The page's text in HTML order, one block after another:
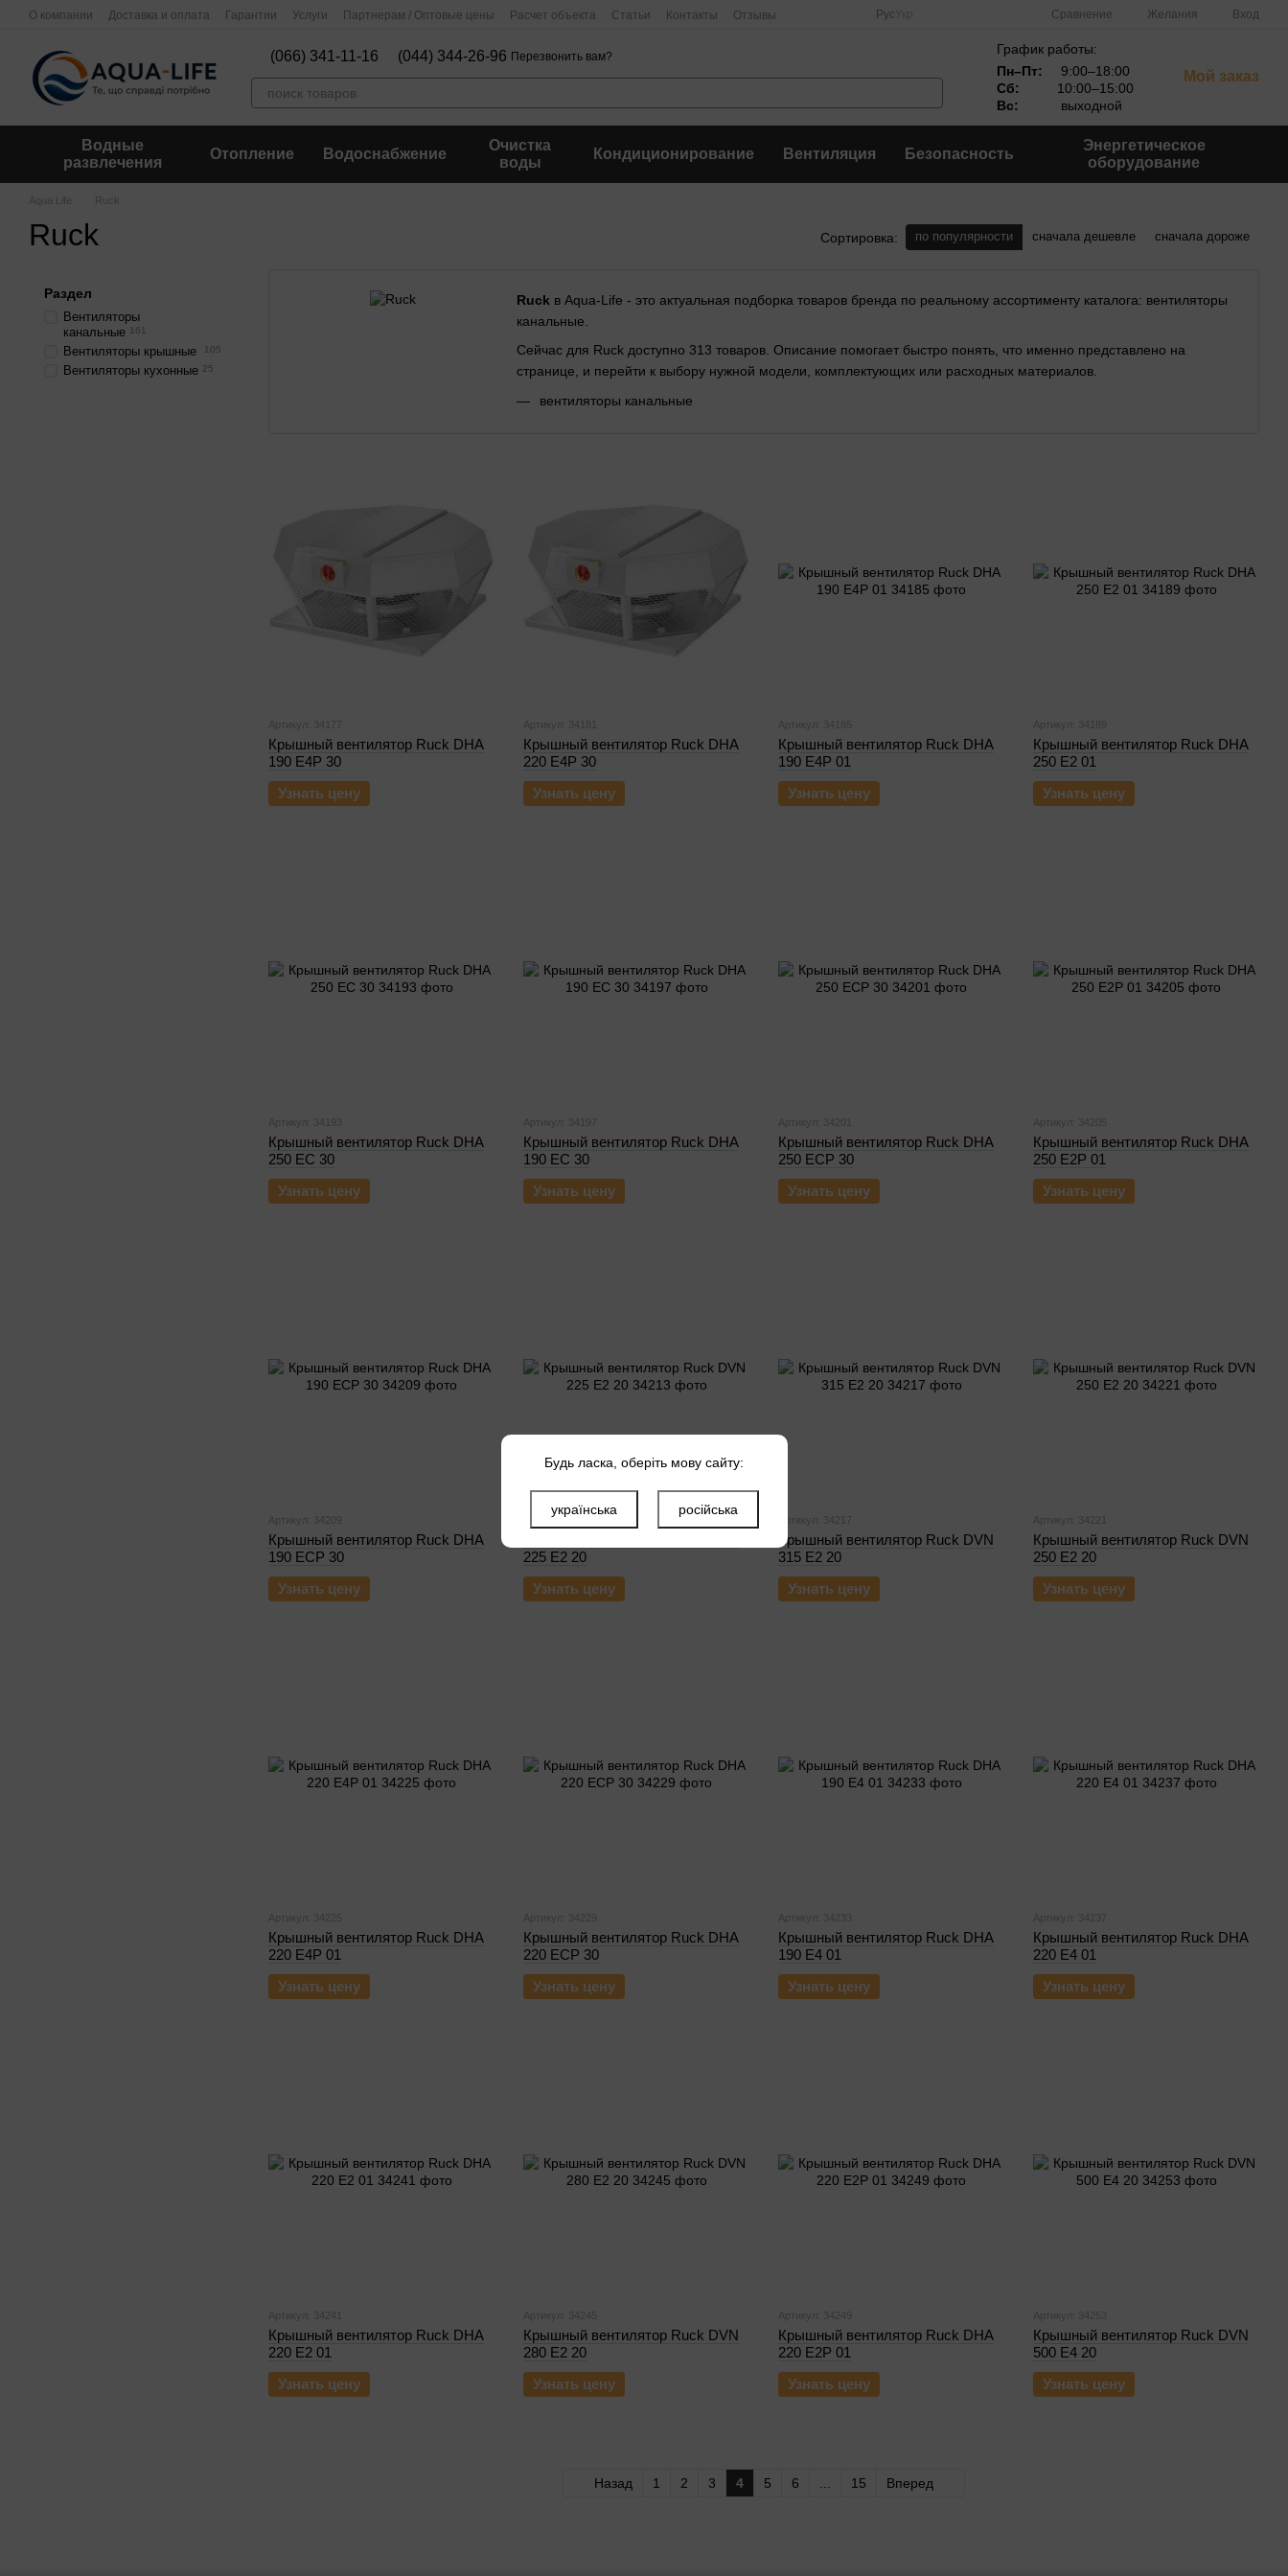
Перейти к основному контенту
О компании Доставка и оплата Гарантии Услуги Партнерам / Оптовые цены Расчет объекта Статьи Контакты Отзывы Рус Сравнение Желания Вход
(066) 341-11-16 (044) 344-26-96 Перезвонить вам?
График работы:
Пн–Пт:
9:00–18:00
Сб:
10:00–15:00
Вс:
выходной
Мой заказ
Водные
развлечения
Отопление Водоснабжение
Очистка
воды
Кондиционирование Вентиляция Безопасность
Энергетическое
оборудование
Aqua Life Ruck
Ruck Сортировка: по популярности сначала дешевле сначала дороже
Ruck в Aqua-Life - это актуальная подборка товаров бренда по реальному ассортименту каталога: вентиляторы
канальные.
Сейчас для Ruck доступно 313 товаров. Описание помогает быстро понять, что именно представлено на
странице, и перейти к выбору нужной модели, комплектующих или расходных материалов.
вентиляторы канальные
Артикул: 34177
Крышный вентилятор Ruck DHA
190 E4P 30
Узнать цену
Артикул: 34181
Крышный вентилятор Ruck DHA
220 E4P 30
Узнать цену
Артикул: 34185
Крышный вентилятор Ruck DHA
190 E4P 01
Узнать цену
Артикул: 34189
Крышный вентилятор Ruck DHA
250 E2 01
Узнать цену
Артикул: 34193
Крышный вентилятор Ruck DHA
250 EC 30
Узнать цену
Артикул: 34197
Крышный вентилятор Ruck DHA
190 EC 30
Узнать цену
Артикул: 34201
Крышный вентилятор Ruck DHA
250 ECP 30
Узнать цену
Артикул: 34205
Крышный вентилятор Ruck DHA
250 E2P 01
Узнать цену
Артикул: 34209
Крышный вентилятор Ruck DHA
190 ECP 30
Узнать цену
Артикул: 34213
225 E2 20
Узнать цену
Артикул: 34217
Крышный вентилятор Ruck DVN
315 E2 20
Узнать цену
Артикул: 34221
Крышный вентилятор Ruck DVN
250 E2 20
Узнать цену
Артикул: 34225
Крышный вентилятор Ruck DHA
220 E4P 01
Узнать цену
Артикул: 34229
Крышный вентилятор Ruck DHA
220 ECP 30
Узнать цену
Артикул: 34233
Крышный вентилятор Ruck DHA
190 E4 01
Узнать цену
Артикул: 34237
Крышный вентилятор Ruck DHA
220 E4 01
Узнать цену
Артикул: 34241
Крышный вентилятор Ruck DHA
220 E2 01
Узнать цену
Артикул: 34245
Крышный вентилятор Ruck DVN
280 E2 20
Узнать цену
Артикул: 34249
Крышный вентилятор Ruck DHA
220 E2P 01
Узнать цену
Артикул: 34253
Крышный вентилятор Ruck DVN
500 E4 20
Узнать цену
Назад 1 2 3 4 5 6 15 Вперед
Раздел
Вентиляторы
канальные 161
Вентиляторы крышные 105
Вентиляторы кухонные 25
Будь ласка, оберіть мову сайту:
українська російська